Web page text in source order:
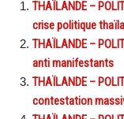
THAÏLANDE –
crise politique
THAÏLANDE –
anti manifestants
THAÏLANDE –
contestation